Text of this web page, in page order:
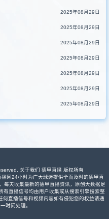
2025年08月29日
2025年08月29日
2025年08月29日
2025年08月29日
2025年08月29日
2025年08月29日
2025年08月29日
关于我们 德甲直播 版权所有
网24小时为广大球迷提供全面及时的德甲直
每天收集最新的德甲直播资讯，原创大数据足
直播信号均由用户收集或从搜索引擎搜索整
直播信号和视频内容如有侵犯您的权益请通
时间处理。